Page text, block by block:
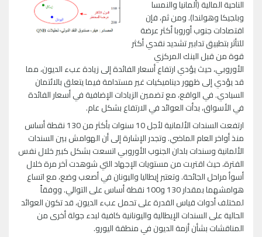
الناحية المالية (ألمانيا والنمسا
وبلجيكا وهولندا). ومن ثم، فإن
اقتصادات جنوب أوروبا أكثر عرضة
للتأثر بتطبيق تدابير تشديد نقدي أكثر
قوة من قبل البنك المركزي
الأوروبي، حيث يؤدي ارتفاع أسعار الفائدة إلى زيادة عبء الديون، مما
قد يؤدي إلى ظهور ديناميكيات غير مستدامة فيما يتعلق بالائتمان
السيادي. في الواقع، مع تضمين الزيادات الإضافية في أسعار الفائدة
في الأسواق، بدأت العوائد في الارتفاع بشكل عام.
ارتفعت السندات الألمانية لأجل 10 سنوات بأكثر من 130 نقطة أساس
منذ أواخر العام الماضي. وتجدر الإشارة إلى أن الهوامش بين السندات
الألمانية وسندات بلدان الجنوب الأوروبي اتسعت بشكل كبير خلال نفس
الفترة، حيث اقتربت من مستويات الإجهاد التي شوهدت آخر مرة خلال
أسوأ مراحل الجائحة. وتعتبر إيطاليا واليونان في أصعب وضع، مع اتساع
هوامشهما بمقدار 130 و100 نقطة أساس على التوالي. ووفقاً
لمختلف أدوات قياس القدرة على تحمل عبء الديون، قد تكون العوائد
الحالية على السندات الإيطالية واليونانية كافية لبدء جولة أخرى من
المناقشات بشأن أزمة الديون في منطقة اليورو.